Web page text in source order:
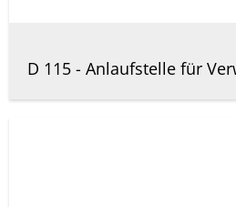
D 115 - Anlaufstelle für